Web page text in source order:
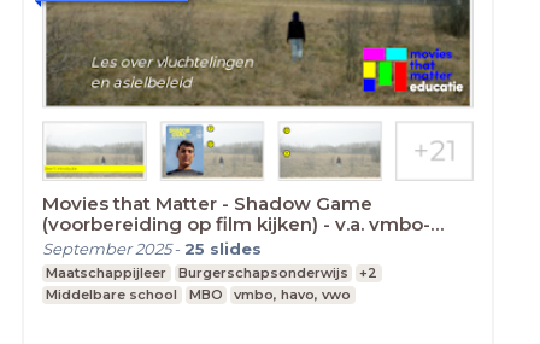
Movies that Matter - Shadow Game
(voorbereiding op film kijken) - v.a. vmbo-
breed
September 2025- 25 slides
Maatschappijleer Burgerschapsonderwijs
+2
Middelbare school
MBO vmbo, havo, vwo